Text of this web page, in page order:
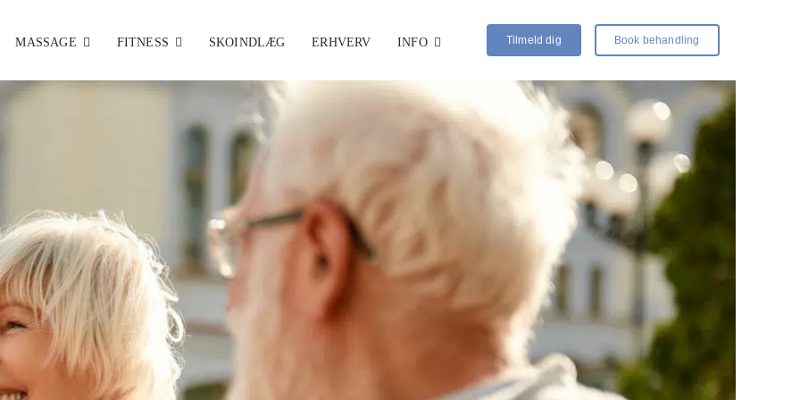
MASSAGE FITNESS SKOINDLÆG ERHVERV INFO Tilmeld dig Book behandling